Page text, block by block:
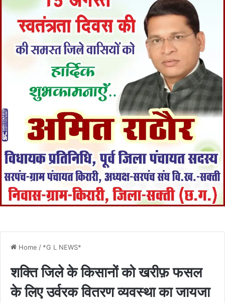
Home / *G L NEWS*
शक्ति जिले के किसानों को खरीफ़ फसल
के लिए उर्वरक वितरण व्यवस्था का जायजा